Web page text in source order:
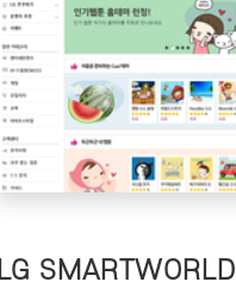
LG SMARTWORLD